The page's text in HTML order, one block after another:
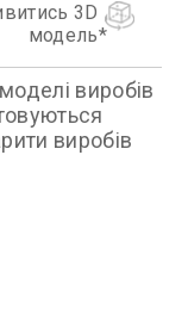
3D
модель
виробів
виробів